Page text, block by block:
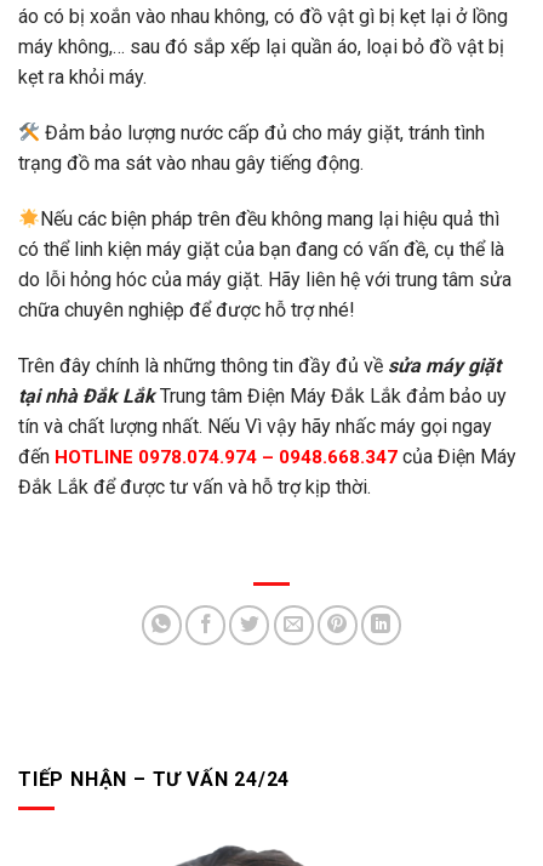
TIẾP NHẬN – TƯ VẤN 24/24
áo có bị xoắn vào nhau không, có đồ vật gì bị kẹt lại ở lồng
máy không,… sau đó sắp xếp lại quần áo, loại bỏ đồ vật bị
kẹt ra khỏi máy.
Đảm bảo lượng nước cấp đủ cho máy giặt, tránh tình
trạng đồ ma sát vào nhau gây tiếng động.
Nếu các biện pháp trên đều không mang lại hiệu quả thì
có thể linh kiện máy giặt của bạn đang có vấn đề, cụ thể là
do lỗi hỏng hóc của máy giặt. Hãy liên hệ với trung tâm sửa
chữa chuyên nghiệp để được hỗ trợ nhé!
Trên đây chính là những thông tin đầy đủ về sửa máy giặt
tại nhà Đắk LắkTrung tâm Điện Máy Đắk Lắk đảm bảo uy
tín và chất lượng nhất. Nếu Vì vậy hãy nhấc máy gọi ngay
đến HOTLINE 0978.074.974 – 0948.668.347 của Điện Máy
Đắk Lắk để được tư vấn và hỗ trợ kịp thời.